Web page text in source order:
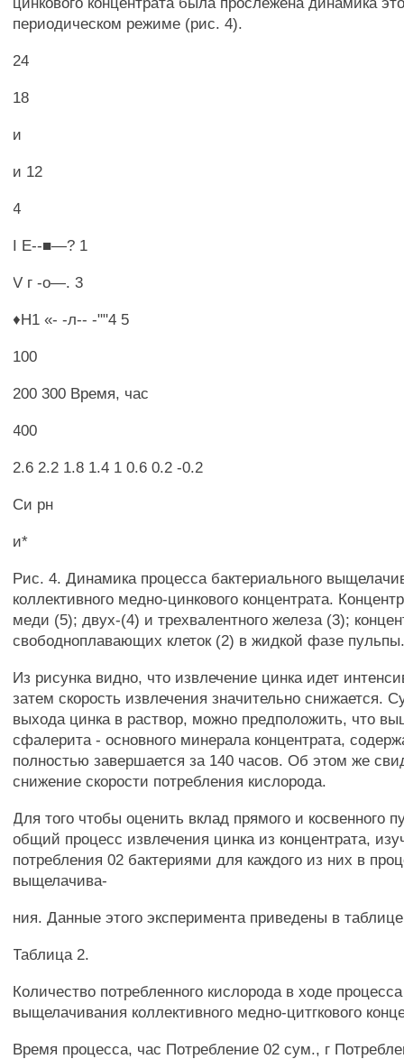
периодическом режиме (рис. 4).
24
18
и
и 12
4
I Е--■—? 1
V г -о—. 3
♦Н1 «- -л-- -""4 5
100
200 300 Время, час
400
2.6 2.2 1.8 1.4 1 0.6 0.2 -0.2
Си рн
и*
Рис. 4. Динамика процесса бактериального
коллективного медно-цинкового концентрата.
меди (5); двух-(4) и трехвалентного железа (3);
свободноплавающих клеток (2) в жидкой фазе
Из рисунка видно, что извлечение цинка идет
затем скорость извлечения значительно снижается.
выхода цинка в раствор, можно предположить, что
сфалерита - основного минерала концентрата,
полностью завершается за 140 часов. Об этом же
снижение скорости потребления кислорода.
Для того чтобы оценить вклад прямого и косвенного
общий процесс извлечения цинка из концентрата,
потребления 02 бактериями для каждого из них в
выщелачива-
ния. Данные этого эксперимента приведены в
Таблица 2.
Количество потребленного кислорода в ходе
выщелачивания коллективного медно-цитгкового
Время процесса, час Потребление 02 сум., г